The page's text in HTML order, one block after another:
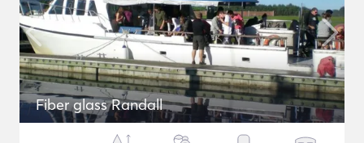
Fiber glass Randall